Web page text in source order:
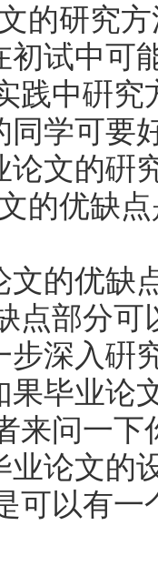
研究方
试中可能
践中硏
同学可要
论文的硏
优缺点
的优缺点
点部分可
步深入硏
果毕业论
来问一
业论文的
可以有一